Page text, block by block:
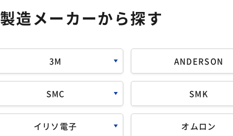
製造メーカーから探す
3M ANDERSON
SMC SMK
イリソ電子 オムロン